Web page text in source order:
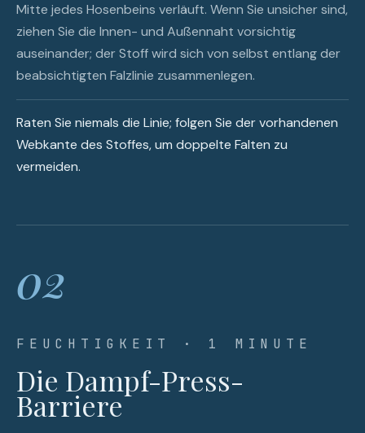
Mitte jedes Hosenbeins verläuft. Wenn Sie unsicher sind,
ziehen Sie die Innen- und Außennaht vorsichtig
auseinander; der Stoff wird sich von selbst entlang der
beabsichtigten Falzlinie zusammenlegen.
Raten Sie niemals die Linie; folgen Sie der vorhandenen
Webkante des Stoffes, um doppelte Falten zu
vermeiden.
02
FEUCHTIGKEIT · 1 MINUTE
Die Dampf-Press-
Barriere